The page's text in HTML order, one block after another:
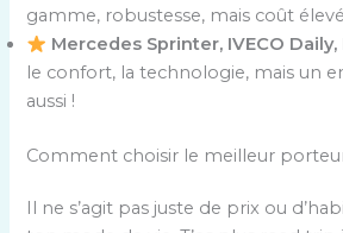
gamme, robustesse, mais coût
Mercedes Sprinter, IVECO Daily,
le confort, la technologie, mais un
aussi !
Comment choisir le meilleur
Il ne s’agit pas juste de prix ou